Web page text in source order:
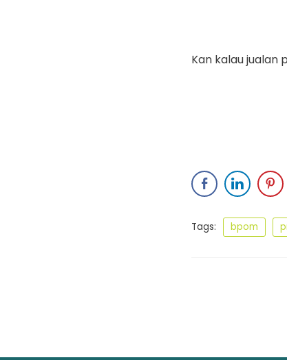
Kan kalau jualan
Tags: bpom